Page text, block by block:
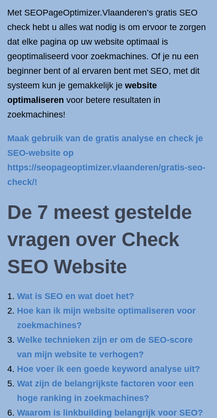
Met SEOPageOptimizer.Vlaanderen’s gratis SEO
check hebt u alles wat nodig is om ervoor te zorgen
dat elke pagina op uw website optimaal is
geoptimaliseerd voor zoekmachines. Of je nu een
beginner bent of al ervaren bent met SEO, met dit
systeem kun je gemakkelijk je website
optimaliseren voor betere resultaten in
zoekmachines!
Maak gebruik van de gratis analyse en check je
SEO-website op
https://seopageoptimizer.vlaanderen/gratis-seo-
check/!
De 7 meest gestelde
vragen over Check
SEO Website
Wat is SEO en wat doet het?
Hoe kan ik mijn website optimaliseren voor
zoekmachines?
Welke technieken zijn er om de SEO-score
van mijn website te verhogen?
Hoe voer ik een goede keyword analyse uit?
Wat zijn de belangrijkste factoren voor een
hoge ranking in zoekmachines?
Waarom is linkbuilding belangrijk voor SEO?